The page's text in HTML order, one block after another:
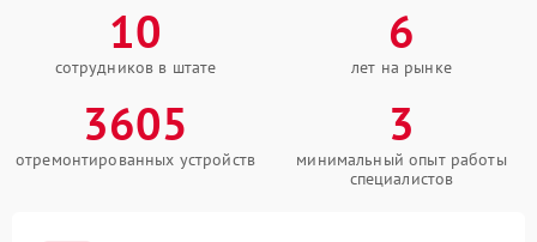
10
сотрудников в штате
6
лет на рынке
3605
отремонтированных устройств
3
минимальный опыт работы
специалистов